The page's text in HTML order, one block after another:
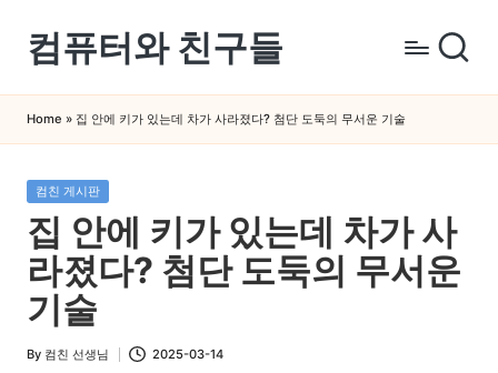
Skip
content
컴퓨터와 친구들
퓨
터
스
마
트
폰
을
쉽
Home » 집 안에 키가 있는데 차가 사라졌다? 첨단 도둑의 무서운 기술
Posted
in
컴친 게시판
집 안에 키가 있는데 차가 사
라졌다? 첨단 도둑의 무서운
기술
Posted
By 컴친 선생님 2025-03-14